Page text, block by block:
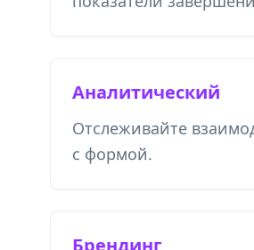
Аналитический
Отслеживайте
с формой.
Брендинг